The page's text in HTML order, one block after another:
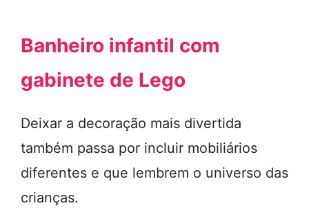
Banheiro infantil com
gabinete de Lego
Deixar a decoração mais divertida
também passa por incluir mobiliários
diferentes e que lembrem o universo das
crianças.